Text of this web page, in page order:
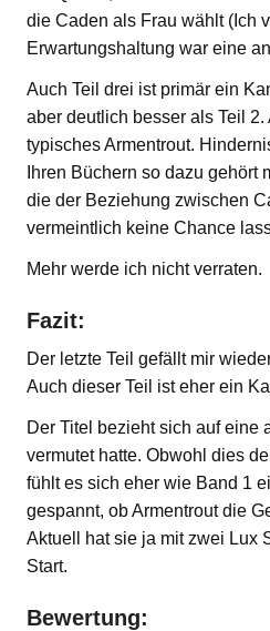
die Caden als Frau wählt (Ich
Erwartungshaltung war eine
Auch Teil drei ist primär ein
aber deutlich besser als Teil
typisches Armentrout.
Ihren Büchern so dazu gehört
die der Beziehung zwischen
vermeintlich keine Chance
Mehr werde ich nicht verraten.
Fazit:
Der letzte Teil gefällt mir
Auch dieser Teil ist eher ein
Der Titel bezieht sich auf eine
vermutet hatte. Obwohl dies
fühlt es sich eher wie Band 1
gespannt, ob Armentrout die
Aktuell hat sie ja mit zwei Lux
Start.
Bewertung: